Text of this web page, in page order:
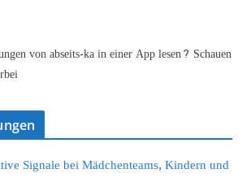
von abseits-ka in einer App lesen? Schauen
Signale bei Mädchenteams, Kindern und